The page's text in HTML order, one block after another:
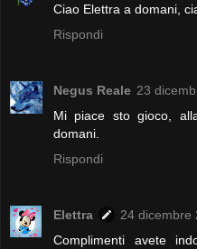
Ciao Elettra a domani,
Rispondi
Negus Reale 23
Mi piace sto gioco,
domani.
Rispondi
Elettra
24 dicembre
Complimenti avete